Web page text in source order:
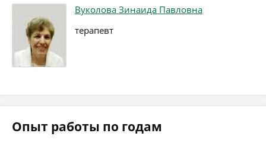
Вуколова Зинаида Павловна
терапевт
Опыт работы по годам